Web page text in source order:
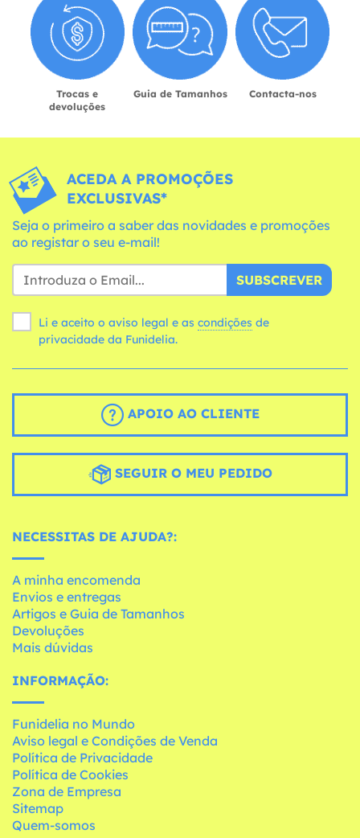
Trocas e
devoluções
Guia de Tamanhos Contacta-nos
ACEDA A PROMOÇÕES
EXCLUSIVAS*
Seja o primeiro a saber das novidades e promoções
ao registar o seu e-mail!
SUBSCREVER
Li e aceito o aviso legal e as condições
privacidade da Funidelia.
APOIO AO CLIENTE
SEGUIR O MEU PEDIDO
NECESSITAS DE AJUDA?:
A minha encomenda
Envios e entregas
Artigos e Guia de Tamanhos
Devoluções
Mais dúvidas
INFORMAÇÃO:
Funidelia no Mundo
Aviso legal e Condições de Venda
Política de Privacidade
Política de Cookies
Zona de Empresa
Sitemap
Quem-somos